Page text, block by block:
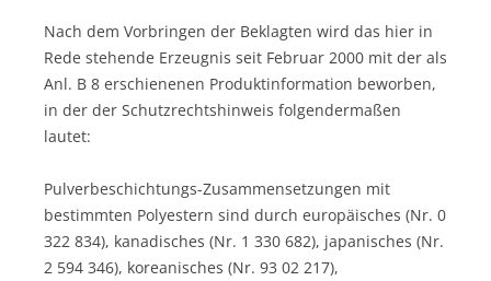
Nach dem Vorbringen der Beklagten wird das hier in
Rede stehende Erzeugnis seit Februar 2000 mit der als
Anl. B 8 erschienenen Produktinformation beworben,
in der der Schutzrechtshinweis folgendermaßen
lautet:
Pulverbeschichtungs-Zusammensetzungen mit
bestimmten Polyestern sind durch europäisches (Nr. 0
322 834), kanadisches (Nr. 1 330 682), japanisches (Nr.
2 594 346), koreanisches (Nr. 93 02 217),